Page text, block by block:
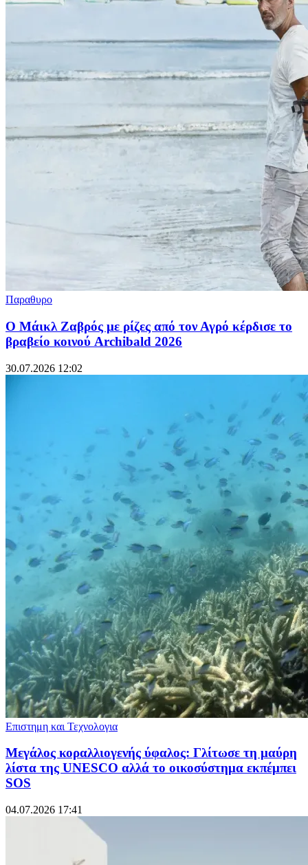
Παραθυρο
Ο Μάικλ Ζαβρός με ρίζες από τον Αγρό κέρδισε το
βραβείο κοινού Archibald 2026
30.07.2026 12:02
Επιστημη και Τεχνολογια
Μεγάλος κοραλλιογενής ύφαλος: Γλίτωσε τη μαύρη
λίστα της UNESCO αλλά το οικοσύστημα εκπέμπει
SOS
04.07.2026 17:41